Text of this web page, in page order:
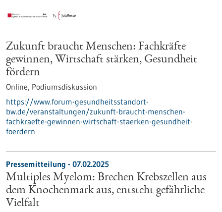
Zukunft braucht Menschen: Fachkräfte
gewinnen, Wirtschaft stärken, Gesundheit
fördern
Online, Podiumsdiskussion
https://www.forum-gesundheitsstandort-
bw.de/veranstaltungen/zukunft-braucht-menschen-
fachkraefte-gewinnen-wirtschaft-staerken-gesundheit-
foerdern
Pressemitteilung - 07.02.2025
Multiples Myelom: Brechen Krebszellen aus
dem Knochenmark aus, entsteht gefährliche
Vielfalt